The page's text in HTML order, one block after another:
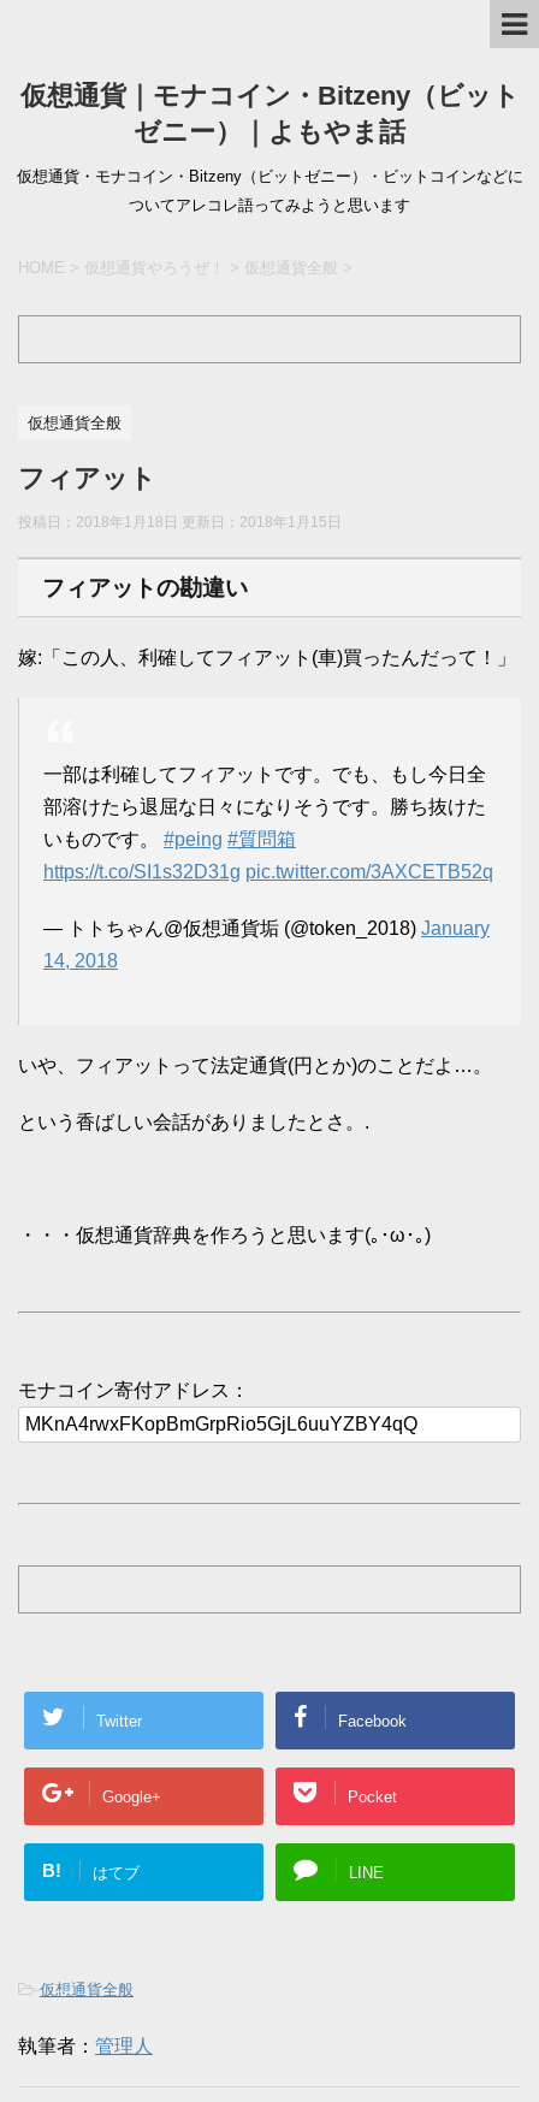
仮想通貨｜モナコイン・Bitzeny（ビット
ゼニー）｜よもやま話
仮想通貨・モナコイン・Bitzeny（ビットゼニー）・ビットコインなどに
ついてアレコレ語ってみようと思います
HOME > 仮想通貨やろうぜ！ > 仮想通貨全般 >
仮想通貨全般
フィアット
投稿日：2018年1月18日 更新日： 2018年1月15日
フィアットの勘違い
嫁:「この人、利確してフィアット(車)買ったんだって！」
一部は利確してフィアットです。でも、もし今日全
部溶けたら退屈な日々になりそうです。勝ち抜けた
いものです。 #peing #質問箱
https://t.co/SI1s32D31g pic.twitter.com/3AXCETB52q
— トトちゃん@仮想通貨垢 (@token_2018) January
14, 2018
いや、フィアットって法定通貨(円とか)のことだよ…。
という香ばしい会話がありましたとさ。.
・・・仮想通貨辞典を作ろうと思います(｡･ω･｡)
モナコイン寄付アドレス：
Twitter Facebook
Google+ Pocket
B! はてブ LINE
-仮想通貨全般
執筆者： 管理人